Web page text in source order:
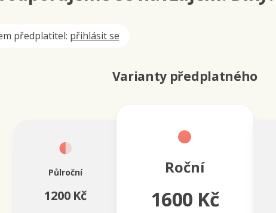
předplatitel: přihlásit se
Varianty předplatného
Půlroční
1200 Kč
Roční
1600 Kč